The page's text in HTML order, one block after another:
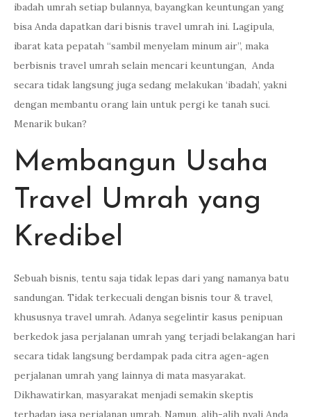
ibadah umrah setiap bulannya, bayangkan keuntungan yang
bisa Anda dapatkan dari bisnis travel umrah ini. Lagipula,
ibarat kata pepatah “sambil menyelam minum air”, maka
berbisnis travel umrah selain mencari keuntungan, Anda
secara tidak langsung juga sedang melakukan ‘ibadah’, yakni
dengan membantu orang lain untuk pergi ke tanah suci.
Menarik bukan?
Membangun Usaha
Travel Umrah yang
Kredibel
Sebuah bisnis, tentu saja tidak lepas dari yang namanya batu
sandungan. Tidak terkecuali dengan bisnis tour & travel,
khususnya travel umrah. Adanya segelintir kasus penipuan
berkedok jasa perjalanan umrah yang terjadi belakangan hari
secara tidak langsung berdampak pada citra agen-agen
perjalanan umrah yang lainnya di mata masyarakat.
Dikhawatirkan, masyarakat menjadi semakin skeptis
terhadap jasa perjalanan umrah. Namun, alih-alih nyali Anda